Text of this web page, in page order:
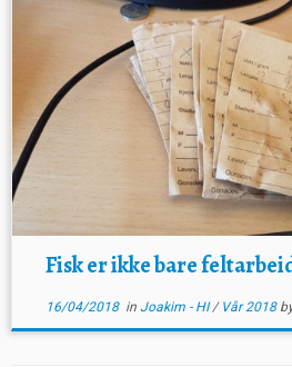
Fisk er ikke bare
16/04/2018in Joakim - HI/ Vår 2018